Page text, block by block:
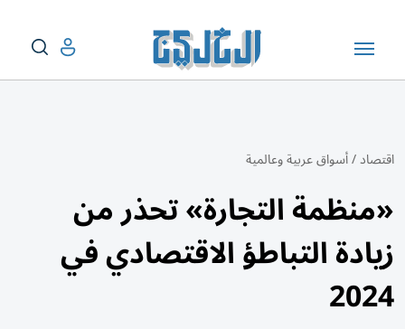
اقتصاد/أسواق عربية وعالمية
«منظمة التجارة» تحذر من
زيادة التباطؤ الاقتصادي في
2024